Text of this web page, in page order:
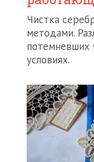
Чистка
методами.
потемневших
условиях.